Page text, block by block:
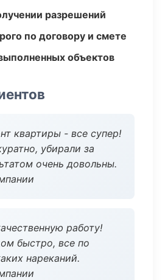
разрешений
по договору и смете
объектов
квартиры - все супер!
убирали за
очень довольны.
работу!
быстро, все по
нареканий.